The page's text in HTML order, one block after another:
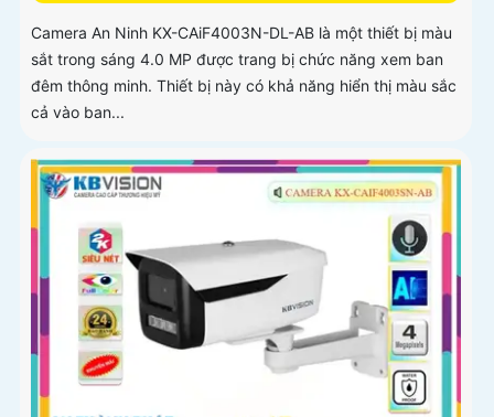
Camera An Ninh KX-CAiF4003N-DL-AB là một thiết bị màu
sắt trong sáng 4.0 MP được trang bị chức năng xem ban
đêm thông minh. Thiết bị này có khả năng hiển thị màu sắc
cả vào ban...